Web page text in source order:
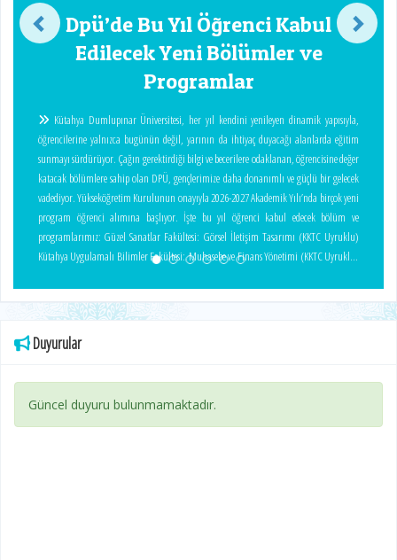
Dpü’de Bu Yıl Öğrenci Kabul
Edilecek Yeni Bölümler ve
Programlar
Kütahya Dumlupınar Üniversitesi, her yıl kendini yenileyen dinamik yapısıyla,
öğrencilerine yalnızca bugünün değil, yarının da ihtiyaç duyacağı alanlarda eğitim
sunmayı sürdürüyor. Çağın gerektirdiği bilgi ve becerilere odaklanan, öğrencisine değer
katacak bölümlere sahip olan DPÜ, gençlerimize daha donanımlı ve güçlü bir gelecek
vadediyor. Yükseköğretim Kurulunun onayıyla 2026-2027 Akademik Yılı’nda birçok yeni
program öğrenci alımına başlıyor. İşte bu yıl öğrenci kabul edecek bölüm ve
programlarımız: Güzel Sanatlar Fakültesi: Görsel İletişim Tasarımı (KKTC Uyruklu)
Kütahya Uygulamalı Bilimler Fakültesi: Muhasebe ve Finans Yönetimi (KKTC Uyruklu)
Duyurular
Güncel duyuru bulunmamaktadır.